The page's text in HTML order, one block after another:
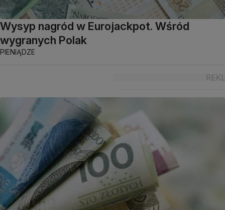
Wysyp nagród w Eurojackpot. Wśród
wygranych Polak
PIENIĄDZE